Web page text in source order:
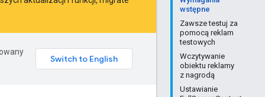
wstępne
Zawsze testuj za
pomocą reklam
testowych
Wczytywanie
obiektu reklamy
z nagrodą
Ustawianie